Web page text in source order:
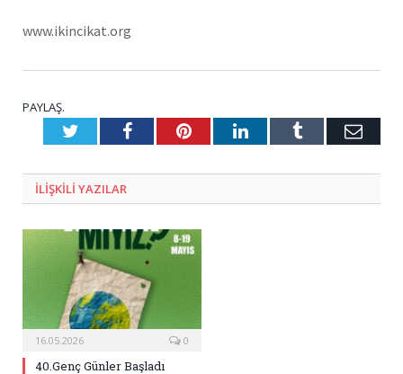
www.ikincikat.org
PAYLAŞ.
TwitterFacebookPinterestLinkedInTumblr E-
ILIŞKILI YAZILAR
16.05.2026 0
40.Genç Günler Başladı